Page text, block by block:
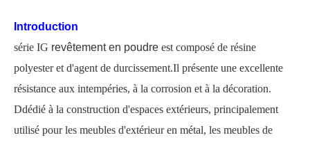
Introduction
série IG revêtement en poudre est composé de résine
polyester et d'agent de durcissement.Il présente une excellente
résistance aux intempéries, à la corrosion et à la décoration.
Ddédié à la construction d'espaces extérieurs, principalement
utilisé pour les meubles d'extérieur en métal, les meubles de